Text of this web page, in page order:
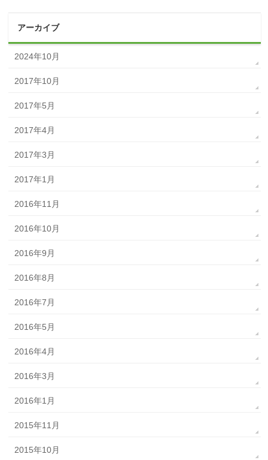
アーカイブ
2024年10月
2017年10月
2017年5月
2017年4月
2017年3月
2017年1月
2016年11月
2016年10月
2016年9月
2016年8月
2016年7月
2016年5月
2016年4月
2016年3月
2016年1月
2015年11月
2015年10月